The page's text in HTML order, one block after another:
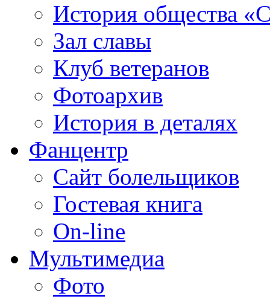
История общества
Зал славы
Клуб ветеранов
Фотоархив
История в деталях
Фанцентр
Сайт болельщиков
Гостевая книга
On-line
Мультимедиа
Фото